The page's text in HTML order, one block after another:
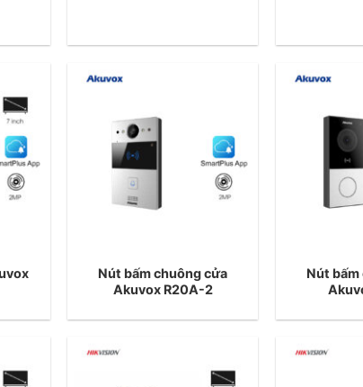
Nút bấm chuông cửa
Akuvox R20A-2
Nút